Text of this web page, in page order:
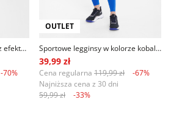
Rozpinana bluza sportowa z efektem tie dye
-70%
OUTLET
Sportowe legginsy w kolorze kobaltu
39,99 zł
Cena regularna 119,99 zł
-67%
Najniższa cena z 30 dni
59,99 zł
-33%